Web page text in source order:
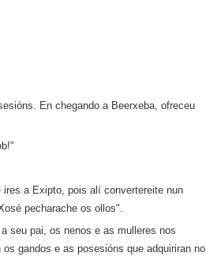
En chegando a Beerxeba, ofreceu
a Exipto, pois alí convertereite nun
pecharache os ollos".
seu pai, os nenos e as mulleres nos
gandos e as posesións que adquiriran no